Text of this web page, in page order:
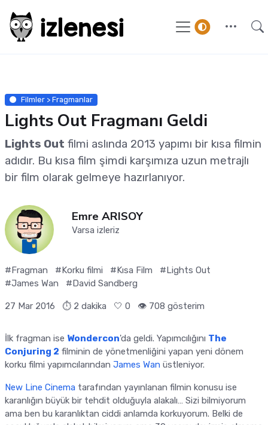
Filmler > Fragmanlar
Lights Out Fragmanı Geldi
Lights Out filmi aslında 2013 yapımı bir kısa filmin
adıdır. Bu kısa film şimdi karşımıza uzun metrajlı
bir film olarak gelmeye hazırlanıyor.
Emre ARISOY
Varsa izleriz
27 Mar 2016 ⏱ 2 dakika 🤍 0 👁️ 708 gösterim
#Fragman #Korku filmi #Kısa Film
#Lights Out
#James Wan
#David Sandberg
İlk fragman ise Wondercon'da geldi. Yapımcılığını The
Conjuring 2 filminin de yönetmenliğini yapan yeni dönem
korku filmi yapımcılarından James Wanüstleniyor.
New Line Cinematarafından yayınlanan filmin konusu ise
karanlığın büyük bir tehdit olduğuyla alakalı… Sizi bilmiyorum
ama ben bu karanlıktan ciddi anlamda korkuyorum. Belki de